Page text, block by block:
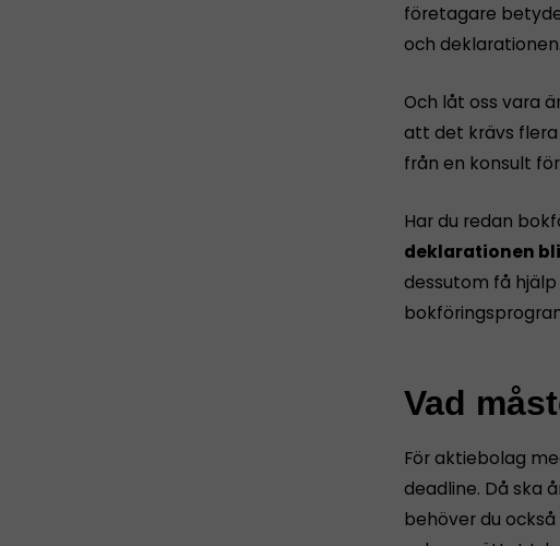
företagare
och deklarationen.
Och låt oss vara
att det krävs flera
från en konsult
Har du redan
deklarationen
dessutom få
Vad
För aktiebolag
deadline. Då ska
behöver du